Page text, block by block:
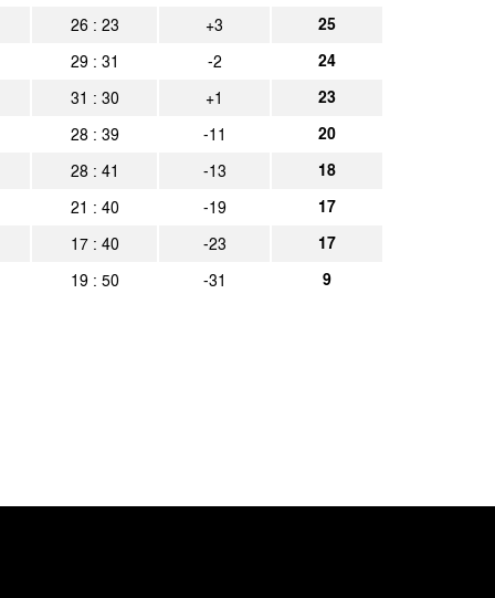
Spielbericht
Spielbericht
1935
Spielbericht
Spielbericht
26 : 23 +3 25
29 : 31 -2 24
31 : 30 +1 23
28 : 39 -11 20
28 : 41 -13 18
21 : 40 -19 17
17 : 40 -23 17
19 : 50 -31 9